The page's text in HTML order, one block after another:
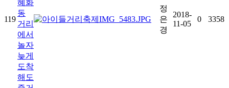
119
혜화
동
거리
에서
놀자
늦게
도착
해도
정
은
경
2018-
11-05
0 3358